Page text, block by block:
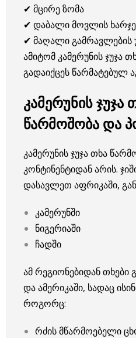
✔ მცირე ზომა
✔ დაბალი მოვლის
✔ მაღალი გამრავლების
ამიტომ კამერუნის ჯუჯა
გადაიქცეს წარმატებულ
კამერუნის ჯუჯა
წარმოშობა და
კამერუნის ჯუჯა თხა
კონტინენტიდან არის.
დასავლეთ აფრიკაში,
კამერუნში
ნიგერიაში
ჩადში
ამ რეგიონებიდან
და ამერიკაში, სადაც
როგორც:
რძის მწარმოებელი